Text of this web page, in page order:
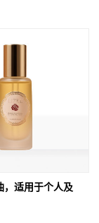
，适用于个人及